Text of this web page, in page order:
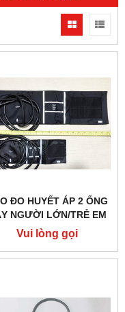
ĐO HUYẾT ÁP 2 ỐNG
NGƯỜI LỚN/TRẺ EM
LUXAMED
Vui lòng gọi